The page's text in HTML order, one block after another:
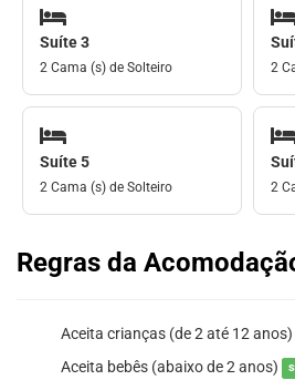
Suíte 3
2 Cama (s) de Solteiro 2
Suíte 5
2 Cama (s) de Solteiro 2
Regras da
Aceita crianças (de 2 até 12 anos)
Aceita bebês (abaixo de 2 anos)